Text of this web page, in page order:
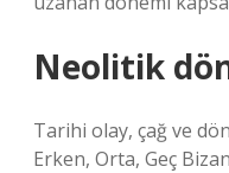
Neolitik
Tarihi olay, çağ ve
Erken, Orta, Geç